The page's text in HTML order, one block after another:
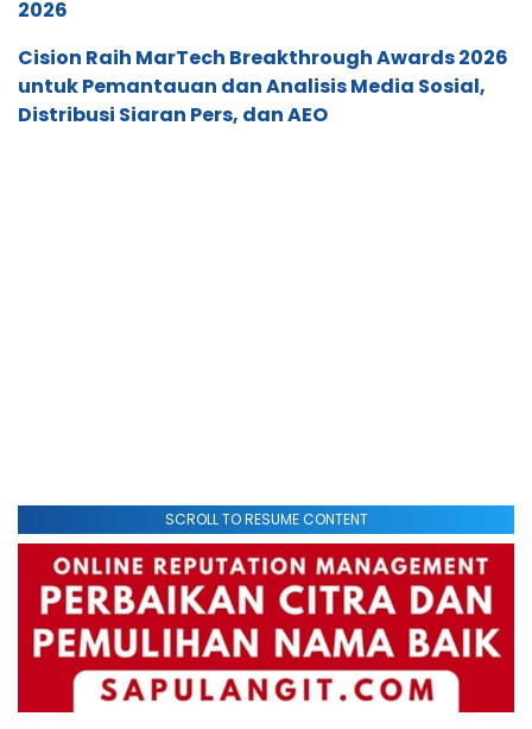
2026
Cision Raih MarTech Breakthrough Awards 2026
untuk Pemantauan dan Analisis Media Sosial,
Distribusi Siaran Pers, dan AEO
SCROLL TO RESUME CONTENT